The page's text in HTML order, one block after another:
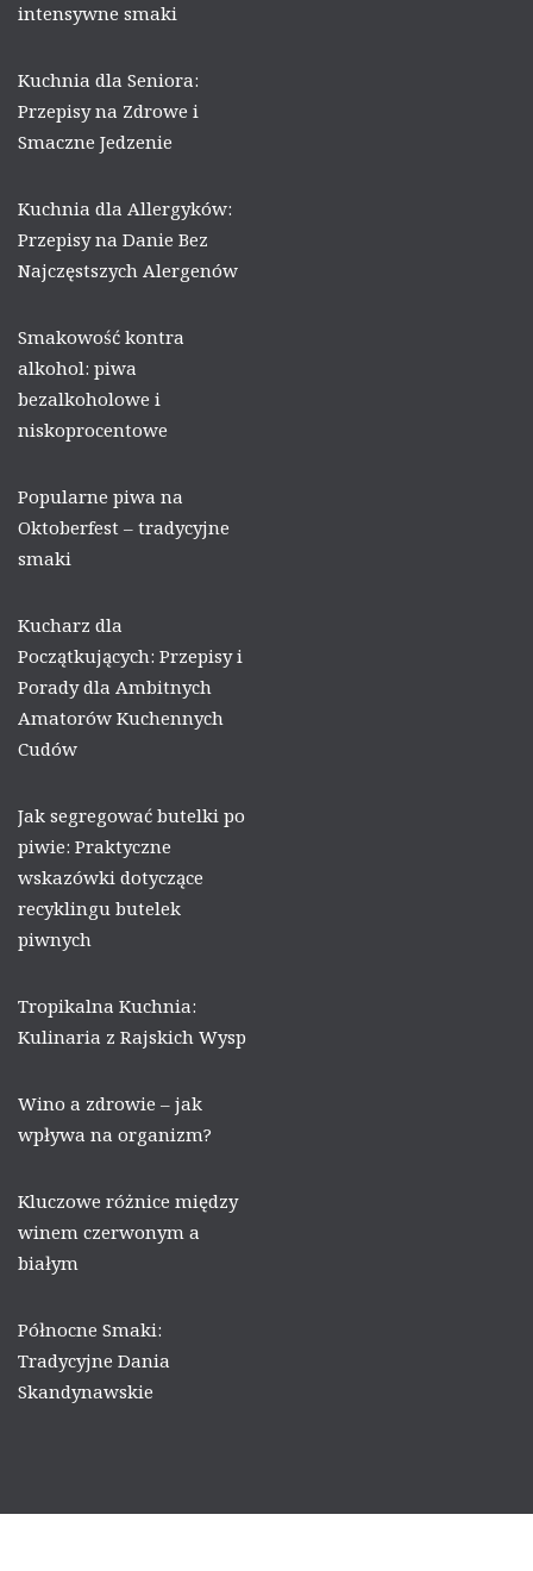
intensywne smaki
Kuchnia dla Seniora:
Przepisy na Zdrowe i
Smaczne Jedzenie
Kuchnia dla Allergyków:
Przepisy na Danie Bez
Najczęstszych Alergenów
Smakowość kontra
alkohol: piwa
bezalkoholowe i
niskoprocentowe
Popularne piwa na
Oktoberfest – tradycyjne
smaki
Kucharz dla
Początkujących: Przepisy i
Porady dla Ambitnych
Amatorów Kuchennych
Cudów
Jak segregować butelki po
piwie: Praktyczne
wskazówki dotyczące
recyklingu butelek
piwnych
Tropikalna Kuchnia:
Kulinaria z Rajskich Wysp
Wino a zdrowie – jak
wpływa na organizm?
Kluczowe różnice między
winem czerwonym a
białym
Północne Smaki:
Tradycyjne Dania
Skandynawskie